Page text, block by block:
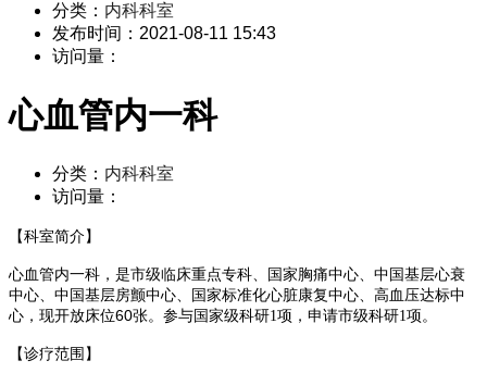
分类： 内科科室
发布时间： 2021-08-11 15:43
访问量：
心血管内一科
分类： 内科科室
访问量：
【科室简介】
心血管内一科，是市级临床重点专科、
国家胸痛中心、中国基层心衰
中心、中国基层房颤中心、国家标准化心脏康复中心、高血压达标中
心 ，现开放床位60张。 参与国家级科研1项，申请市级科研1项。
【诊疗范围】